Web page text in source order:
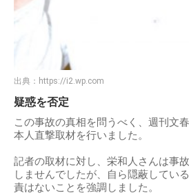
出典： https://i2.wp.com
疑惑を否定
この事故の真相を問うべく、週刊文
本人直撃取材を行いました。
記者の取材に対し、栄和人さんは事
しませんでしたが、自ら隠蔽してい
責はないことを強調しました。